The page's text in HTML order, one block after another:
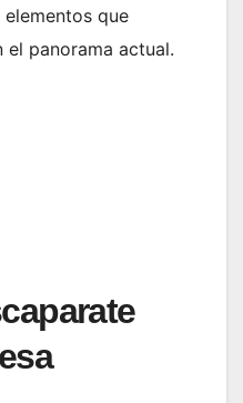
que
el panorama actual.